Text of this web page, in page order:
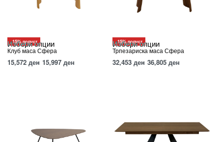
-15% попуст
Избери опции
Клуб маса Сфера
15,572 ден 15,997 ден
-15% попуст
Избери опции
Трпезариска маса Сфера
32,453 ден 36,805 ден